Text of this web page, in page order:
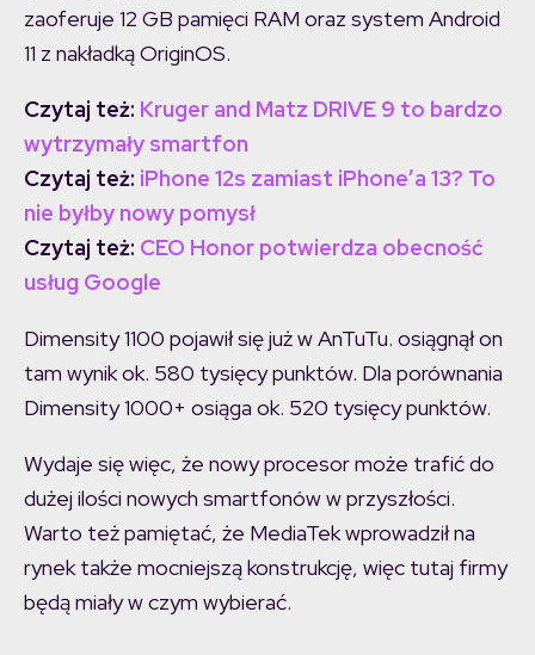
zaoferuje 12 GB pamięci RAM oraz system Android
11 z nakładką OriginOS.
Czytaj też: Kruger and Matz DRIVE 9 to bardzo
wytrzymały smartfon
Czytaj też: iPhone 12s zamiast iPhone’a 13? To
nie byłby nowy pomysł
Czytaj też: CEO Honor potwierdza obecność
usług Google
Dimensity 1100 pojawił się już w AnTuTu. osiągnął on
tam wynik ok. 580 tysięcy punktów. Dla porównania
Dimensity 1000+ osiąga ok. 520 tysięcy punktów.
Wydaje się więc, że nowy procesor może trafić do
dużej ilości nowych smartfonów w przyszłości.
Warto też pamiętać, że MediaTek wprowadził na
rynek także mocniejszą konstrukcję, więc tutaj firmy
będą miały w czym wybierać.